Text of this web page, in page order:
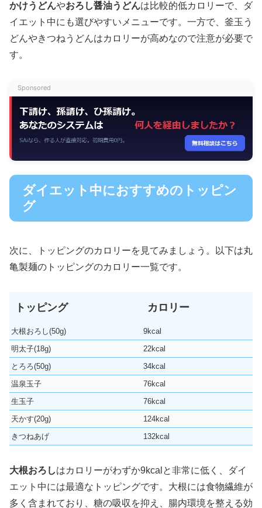
かけうどんやおろし醤油うどんは比較的低カロリーで、ダ
イエット中にも選びやすいメニューです。一方で、釜玉う
どんやきつねうどんはカロリーが高めなので注意が必要で
す。
Sponsored
ダイエット中におすすめのトッピン
グ
次に、トッピングのカロリーを見てみましょう。以下は丸
亀製麺のトッピングのカロリー一覧です。
トッピング カロリー
大根おろし(50g)
9kcal
明太子(18g)
22kcal
とろろ(50g)
34kcal
温泉玉子
76kcal
生玉子
76kcal
天かす(20g)
124kcal
きつねあげ
132kcal
大根おろしはカロリーがわずか9kcalと非常に低く、ダイ
エット中には最適なトッピングです。大根には食物繊維が
多く含まれており、糖の吸収を抑え、腸内環境を整える効